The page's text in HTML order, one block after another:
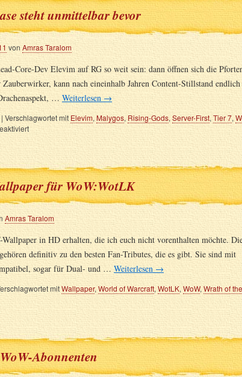
steht unmittelbar bevor
von Amras Taralom
Core-Dev Elevim auf RG so weit sein: dann öffnen sich die
kann nach eineinhalb Jahren Content-Stillstand
… Weiterlesen →
| Verschlagwortet mit Elevim, Malygos,Rising-Gods, Server-First, Tier 7,
für WoW:WotLK
Amras Taralom
Wallpaper in HD erhalten, die ich euch nicht vorenthalten möchte.
definitiv zu den besten Fan-Tributes, die es gibt. Sie sind mit
sogar für Dual- und … Weiterlesen →
mitWallpaper, World of Warcraft, WotLK,WoW, Wrath of
Abonnenten